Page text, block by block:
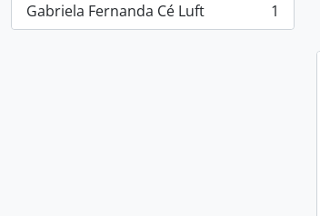
Gabriela Fernanda Cé Luft
, 1 resultados 1